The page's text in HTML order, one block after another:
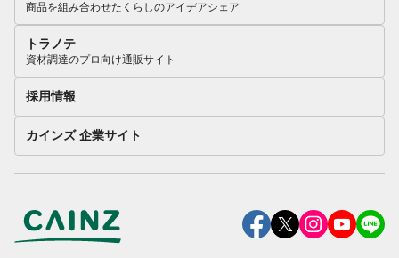
商品を組み合わせたくらしのアイデアシェア
トラノテ
資材調達のプロ向け通販サイト
採用情報
カインズ 企業サイト